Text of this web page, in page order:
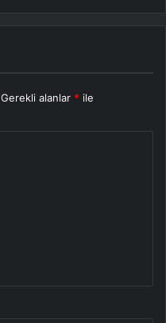
Gerekli alanlar * ile